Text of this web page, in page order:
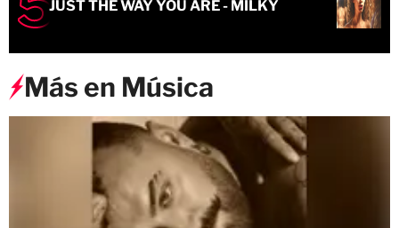
JUST THE WAY YOU ARE - MILKY
Más en Música